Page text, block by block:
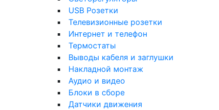
USB Розетки
Телевизионные розетки
Интернет и телефон
Термостаты
Выводы кабеля и заглушки
Накладной монтаж
Аудио и видео
Блоки в сборе
Датчики движения